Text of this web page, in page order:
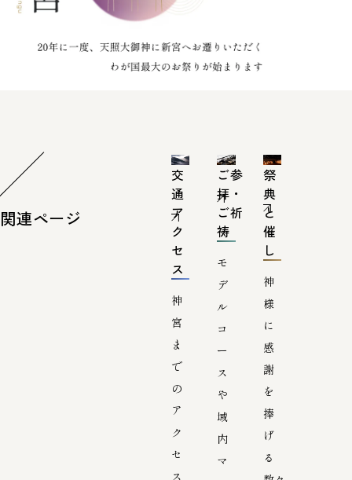
関連ページ
交
通
ア
ク
セ
ス
神
宮
ま
で
の
ア
ク
セ
ス
ご参
拝・
ご祈
祷
モ
デ
ル
コ
ー
ス
や
域
内
マ
祭
典
と
催
し
神
様
に
感
謝
を
捧
げ
る